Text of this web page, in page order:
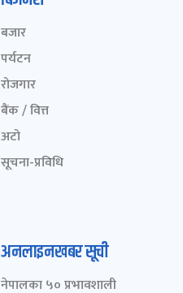
बजार
पर्यटन
रोजगार
बैंक / वित्त
अटो
सूचना-प्रविधि
अनलाइनखबर सूची
नेपालका ५० प्रभावशाली